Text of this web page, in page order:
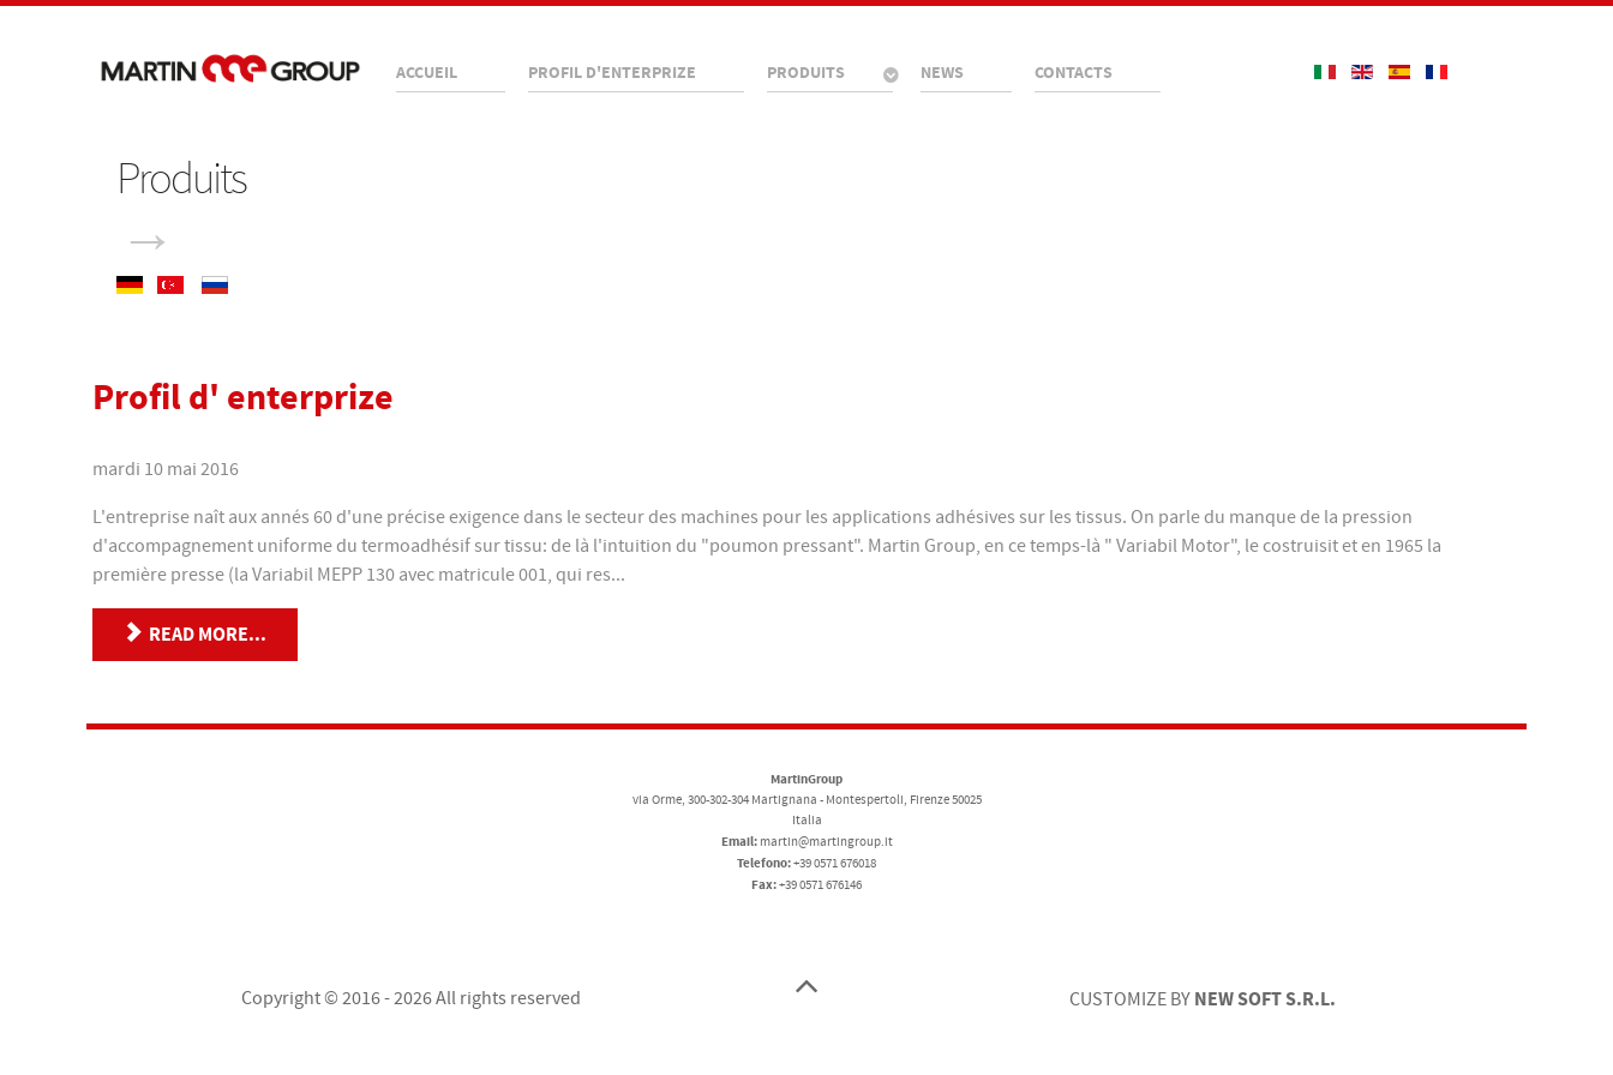
ACCUEIL PROFIL D'ENTERPRIZE PRODUITS NEWS CONTACTS
Produits
→
Profil d' enterprize
mardi 10 mai 2016
L'entreprise naît aux annés 60 d'une précise exigence dans le secteur des machines pour les applications adhésives sur les tissus. On parle du manque de la pression
d'accompagnement uniforme du termoadhésif sur tissu: de là l'intuition du "poumon pressant". Martin Group, en ce temps-là " Variabil Motor", le costruisit et en 1965 la
première presse (la Variabil MEPP 130 avec matricule 001, qui res...
READ MORE...
MartinGroup
via Orme, 300-302-304 Martignana - Montespertoli, Firenze 50025
Italia
Email:martin@martingroup.it
Telefono:+39 0571 676018
Fax:+39 0571 676146
Copyright © 2016 - 2026 All rights reserved CUSTOMIZE BY NEW SOFT S.R.L.